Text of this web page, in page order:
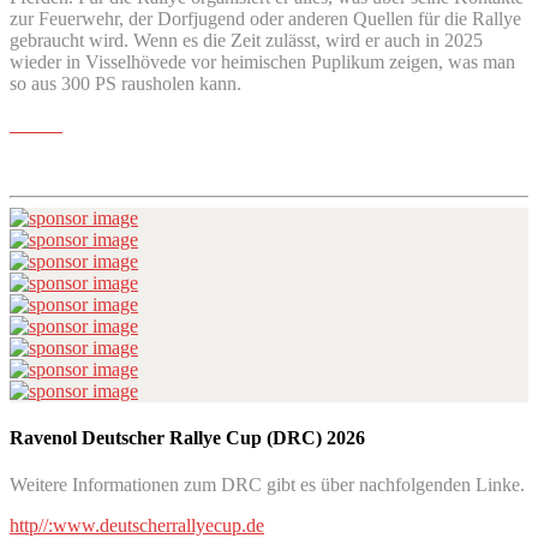
zur Feuerwehr, der Dorfjugend oder anderen Quellen für die Rallye
gebraucht wird. Wenn es die Zeit zulässt, wird er auch in 2025
wieder in Visselhövede vor heimischen Puplikum zeigen, was man
so aus 300 PS rausholen kann.
Ravenol Deutscher Rallye Cup (DRC) 2026
Weitere Informationen zum DRC gibt es über nachfolgenden Linke.
http//:www.deutscherrallyecup.de